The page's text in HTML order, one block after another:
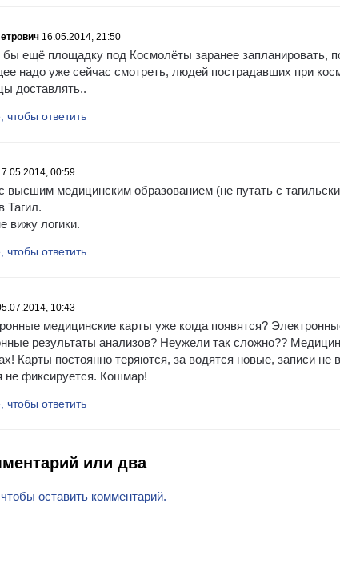
16.05.2014, 21:50
ещё площадку под Космолёты заранее запланировать,
надо уже сейчас смотреть, людей пострадавших при
доставлять..
чтобы ответить
00:59
высшим медицинским образованием (не путать с
Тагил.
вижу логики.
чтобы ответить
10:43
медицинские карты уже когда появятся?
результаты анализов? Неужели так сложно??
Карты постоянно теряются, за водятся новые, записи не
не фиксируется. Кошмар!
чтобы ответить
или два
оставить комментарий.